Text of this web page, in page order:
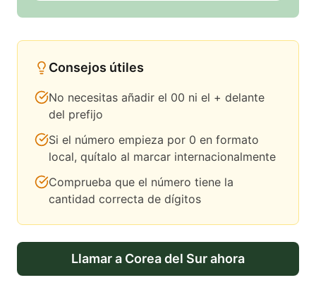
Consejos útiles
No necesitas añadir el 00 ni el + delante
del prefijo
Si el número empieza por 0 en formato
local, quítalo al marcar internacionalmente
Comprueba que el número tiene la
cantidad correcta de dígitos
Llamar a Corea del Surahora